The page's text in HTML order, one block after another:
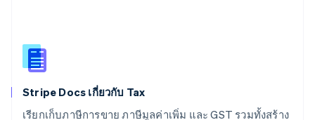
Stripe Docs เกี่ยวกับ Tax
เรียกเก็บภาษีการขาย ภาษีมูลค่าเพิ่ม และ GST รวมทั้งสร้าง
English
สาธารณรัฐเช็ก
สิงคโปร์
English简体中文